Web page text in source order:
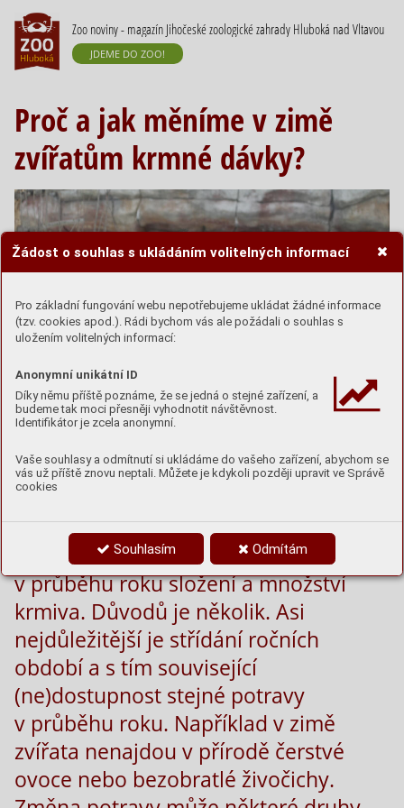
Žádost o souhlas s ukládáním volitelných informací
Pro základní fungování webu nepotřebujeme ukládat žádné informace
(tzv. cookies apod.). Rádi bychom vás ale požádali o souhlas s
uložením volitelných informací:
Anonymní unikátní ID
Díky němu příště poznáme, že se jedná o stejné zařízení, a
budeme tak moci přesněji vyhodnotit návštěvnost.
Identifikátor je zcela anonymní.
Vaše souhlasy a odmítnutí si ukládáme do vašeho zařízení, abychom se
vás už příště znovu neptali. Můžete je kdykoli později upravit ve Správě
cookies
Souhlasím Odmítám
Zoo noviny - magazín Jihočeské zoologické zahrady Hluboká nad Vltavou
JDEME DO ZOO!
Proč a jak měníme v zimě
zvířatům krmné dávky?
Vzhledem k tomu, že naše zoologická
zahrada chová poměrně velký počet
druhů zvířat vyskytujících se v České
republice a v Evropě, měníme jim
v průběhu roku složení a množství
krmiva. Důvodů je několik. Asi
nejdůležitější je střídání ročních
období a s tím související
(ne)dostupnost stejné potravy
v průběhu roku. Například v zimě
zvířata nenajdou v přírodě čerstvé
ovoce nebo bezobratlé živočichy.